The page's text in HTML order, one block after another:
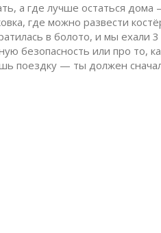
а где лучше остаться дома
где можно развести
в болото, и мы
безопасность или про то,
поездку — ты должен